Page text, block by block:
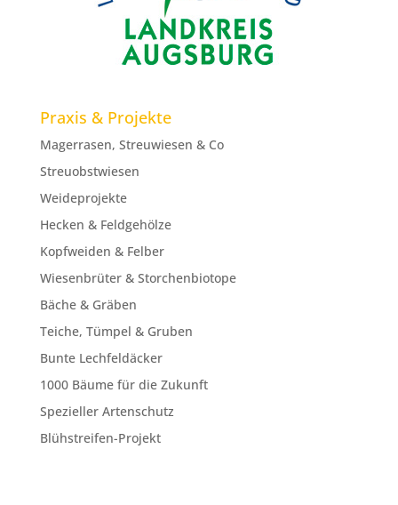
Praxis & Projekte
Magerrasen, Streuwiesen & Co
Streuobstwiesen
Weideprojekte
Hecken & Feldgehölze
Kopfweiden & Felber
Wiesenbrüter & Storchenbiotope
Bäche & Gräben
Teiche, Tümpel & Gruben
Bunte Lechfeldäcker
1000 Bäume für die Zukunft
Spezieller Artenschutz
Blühstreifen-Projekt